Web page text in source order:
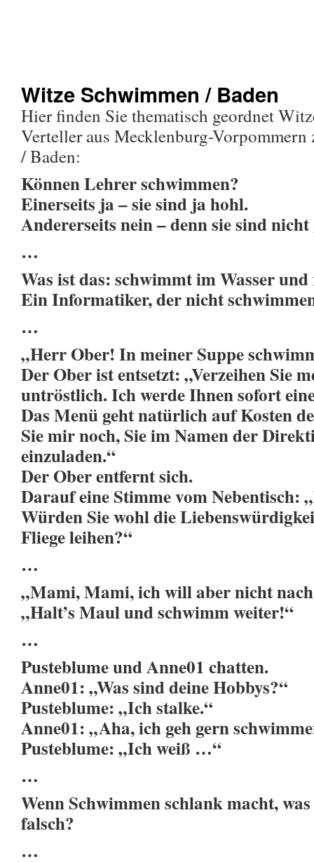
Witze Schwimmen / Baden
Hier finden Sie thematisch geordnet
Verteller aus Mecklenburg-Vorpommern
/ Baden:
Können Lehrer schwimmen?
Einerseits ja – sie sind ja hohl.
Andererseits nein – denn sie sind
…
Was ist das: schwimmt im Wasser
Ein Informatiker, der nicht
…
„Herr Ober! In meiner Suppe
Der Ober ist entsetzt: „Verzeihen Sie
untröstlich. Ich werde Ihnen sofort
Das Menü geht natürlich auf Kosten
Sie mir noch, Sie im Namen der
einzuladen.“
Der Ober entfernt sich.
Darauf eine Stimme vom Nebentisch:
Würden Sie wohl die
Fliege leihen?“
…
„Mami, Mami, ich will aber nicht
„Halt’s Maul und schwimm weiter!“
…
Pusteblume und Anne01 chatten.
Anne01: „Was sind deine Hobbys?“
Pusteblume: „Ich stalke.“
Anne01: „Aha, ich geh gern
Pusteblume: „Ich weiß …“
…
Wenn Schwimmen schlank macht,
falsch?
…